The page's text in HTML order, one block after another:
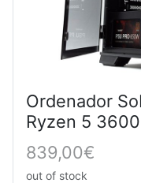
Ordenador
Ryzen 5
SSD / GTX
Windows 11 -
839,00€
out of stock